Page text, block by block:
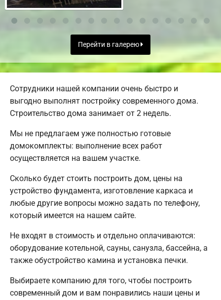
Перейти в галерею
Сотрудники нашей компании очень быстро и
выгодно выполнят постройку современного дома.
Строительство дома занимает от 2 недель.
Мы не предлагаем уже полностью готовые
домокомплекты: выполнение всех работ
осуществляется на вашем участке.
Сколько будет стоить построить дом, цены на
устройство фундамента, изготовление каркаса и
любые другие вопросы можно задать по телефону,
который имеется на нашем сайте.
Не входят в стоимость и отдельно оплачиваются:
оборудование котельной, сауны, санузла, бассейна, а
также обустройство камина и установка печки.
Выбираете компанию для того, чтобы построить
современный дом и вам понравились наши цены и